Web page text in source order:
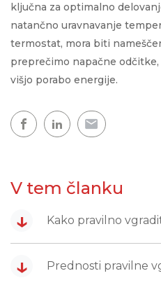
ključna za optimalno
natančno uravnavanje
termostat, mora biti
preprečimo napačne
višjo porabo energije.
V tem članku
↓ Kako pravilno
↓ Prednosti pravilne